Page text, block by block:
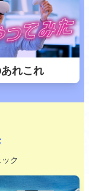
れこれ
ク